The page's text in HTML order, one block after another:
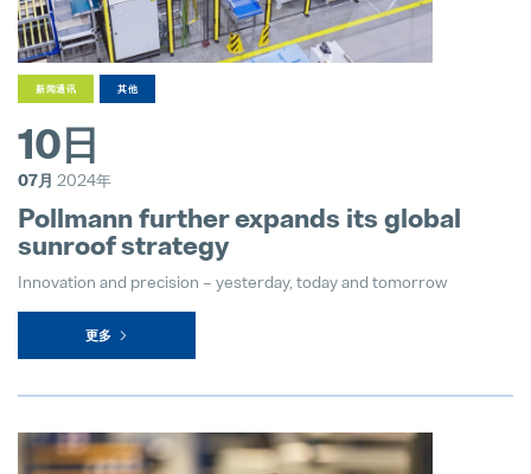
Pollmann optimizes European
珀尔曼的战略领导层变动
新闻通讯 其他
10日
07月 2024年
Pollmann further expands its global
sunroof strategy
Innovation and precision – yesterday, today and tomorrow
更多